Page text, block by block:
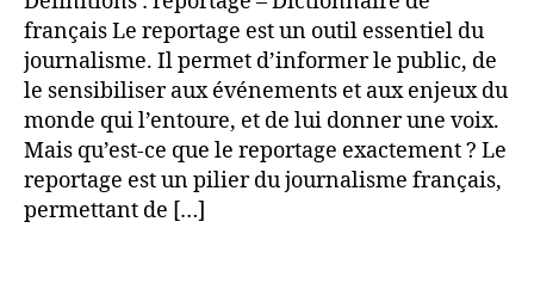
français Le reportage est un outil essentiel du
journalisme. Il permet d’informer le public, de
le sensibiliser aux événements et aux enjeux du
monde qui l’entoure, et de lui donner une voix.
Mais qu’est-ce que le reportage exactement ? Le
reportage est un pilier du journalisme français,
permettant de […]